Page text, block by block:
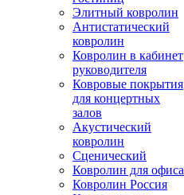
Элитный ковролин
Антистатический
ковролин
Ковролин в кабинет
руководителя
Ковровые покрытия
для концертных
залов
Акустический
ковролин
Сценический
Ковролин для офиса
Ковролин Россия